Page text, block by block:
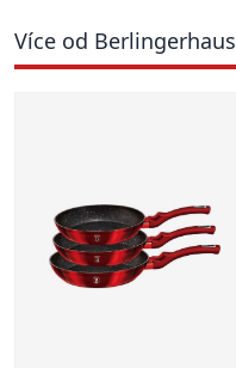
Více od Berlingerhaus